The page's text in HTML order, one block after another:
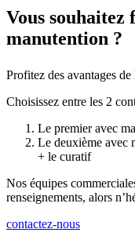
Vous
manutention ?
Profitez des avantages
Choisissez entre les 2
Le premier avec
Le deuxième avec
+ le curatif
Nos équipes
renseignements, alors
contactez-nous